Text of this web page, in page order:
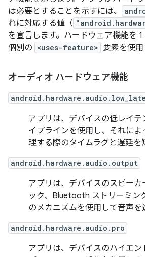
は必要とすることを示すには、
れに対応する値（
を宣言します。ハードウェア機能を 1
個別の <uses-feature> 要素を使用
オーディオ ハードウェア機能
アプリは、デバイスの低レイ
イプラインを使用し、それに
理する際のタイムラグと遅延を
android.hardware.audio.output
アプリは、デバイスのスピーカ
ック、Bluetooth ストリーミン
のメカニズムを使用して音声を
android.hardware.audio.pro
アプリは、デバイスのハイエン